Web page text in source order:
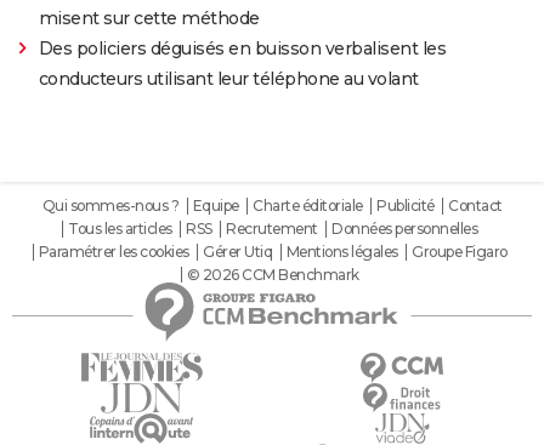
misent sur cette méthode
Des policiers déguisés en buisson verbalisent les
conducteurs utilisant leur téléphone au volant
Qui sommes-nous ? Equipe Charte éditoriale Publicité
Contact
Tous les articles
RSS Recrutement
Données personnelles
Paramétrer les cookies
Gérer Utiq Mentions légales
Groupe Figaro
© 2026 CCM Benchmark